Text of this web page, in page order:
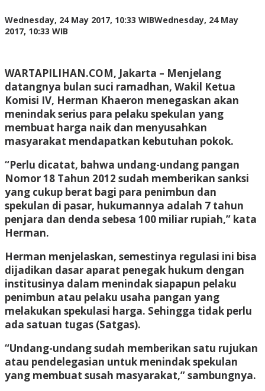
Wednesday, 24 May 2017, 10:33 WIBWednesday, 24 May
2017, 10:33 WIB
WARTAPILIHAN.COM, Jakarta – Menjelang
datangnya bulan suci ramadhan, Wakil Ketua
Komisi IV, Herman Khaeron menegaskan akan
menindak serius para pelaku spekulan yang
membuat harga naik dan menyusahkan
masyarakat mendapatkan kebutuhan pokok.
“Perlu dicatat, bahwa undang-undang pangan
Nomor 18 Tahun 2012 sudah memberikan sanksi
yang cukup berat bagi para penimbun dan
spekulan di pasar, hukumannya adalah 7 tahun
penjara dan denda sebesa 100 miliar rupiah,” kata
Herman.
Herman menjelaskan, semestinya regulasi ini bisa
dijadikan dasar aparat penegak hukum dengan
institusinya dalam menindak siapapun pelaku
penimbun atau pelaku usaha pangan yang
melakukan spekulasi harga. Sehingga tidak perlu
ada satuan tugas (Satgas).
“Undang-undang sudah memberikan satu rujukan
atau pendelegasian untuk menindak spekulan
yang membuat susah masyarakat,” sambungnya.